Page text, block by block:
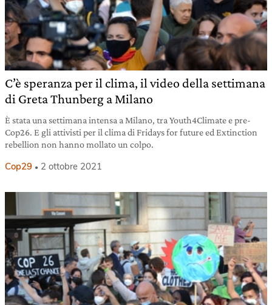
C’è speranza per il clima, il video della settimana
di Greta Thunberg a Milano
È stata una settimana intensa a Milano, tra Youth4Climate e pre-
Cop26. E gli attivisti per il clima di Fridays for future ed Extinction
rebellion non hanno mollato un colpo.
Cop29 2 ottobre 2021